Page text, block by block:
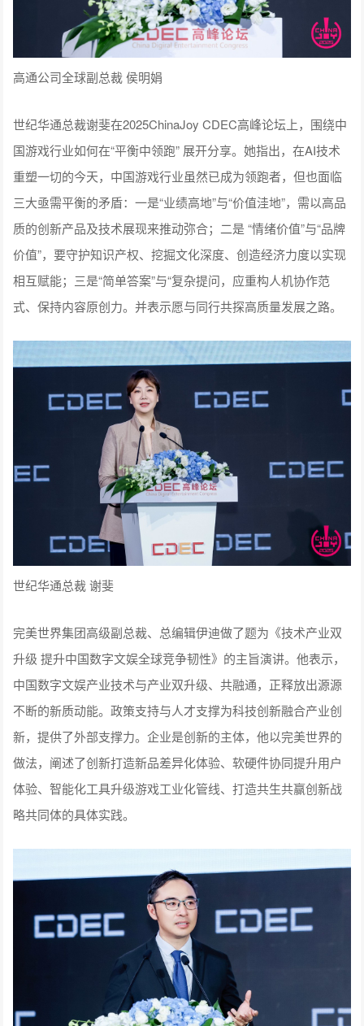
高通公司全球副总裁 侯明娟
世纪华通总裁谢斐在2025ChinaJoy CDEC高峰论坛上，围绕中
重塑一切的今天，中国游戏行业虽然已成为领跑者，但也面临
三大亟需平衡的矛盾：一是“业绩高地”与“价值洼地”，需以高品
质的创新产品及技术展现来推动弥合；二是 “情绪价值”与“品牌
价值”，要守护知识产权、挖掘文化深度、创造经济力度以实现
相互赋能；三是“简单答案”与“复杂提问，应重构人机协作范
式、保持内容原创力。并表示愿与同行共探高质量发展之路。
世纪华通总裁 谢斐
完美世界集团高级副总裁、总编辑伊迪做了题为《技术产业双
中国数字文娱产业技术与产业双升级、共融通，正释放出源源
不断的新质动能。政策支持与人才支撑为科技创新融合产业创
新，提供了外部支撑力。企业是创新的主体，他以完美世界的
做法，阐述了创新打造新品差异化体验、软硬件协同提升用户
体验、智能化工具升级游戏工业化管线、打造共生共赢创新战
略共同体的具体实践。